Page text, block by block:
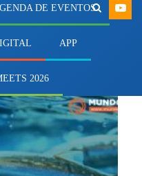
DE EVENTOS
APP
2026